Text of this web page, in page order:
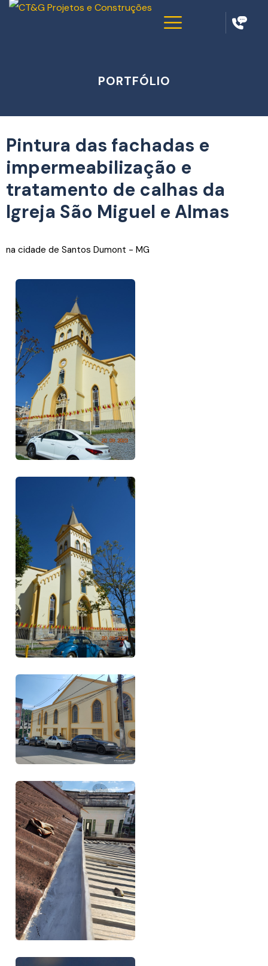
PORTFÓLIO
Pintura das fachadas e
impermeabilização e
tratamento de calhas da
Igreja São Miguel e Almas
na cidade de Santos Dumont - MG